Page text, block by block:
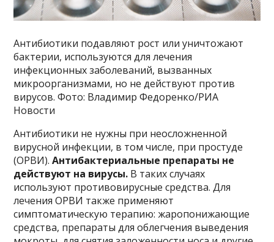
Антибиотики подавляют рост или уничтожают
бактерии, используются для лечения
инфекционных заболеваний, вызванных
микроорганизмами, но не действуют против
вирусов. Фото: Владимир Федоренко/РИА
Новости
Антибиотики не нужны при неосложненной
вирусной инфекции, в том числе, при простуде
(ОРВИ).Антибактериальные препараты не
действуют на вирусы. В таких случаях
используют противовирусные средства. Для
лечения ОРВИ также применяют
симптоматическую терапию: жаропонижающие
средства, препараты для облегчения выведения